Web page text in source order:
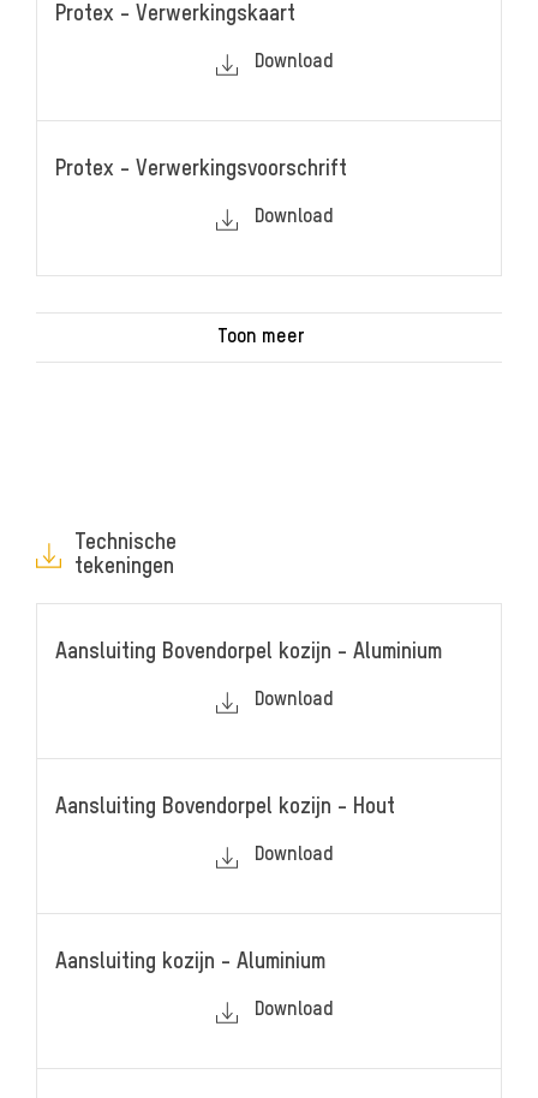
Protex - Verwerkingskaart
Download
Protex - Verwerkingsvoorschrift
Download
Toon meer
Technische
tekeningen
Aansluiting Bovendorpel kozijn - Aluminium
Download
Aansluiting Bovendorpel kozijn - Hout
Download
Aansluiting kozijn - Aluminium
Download